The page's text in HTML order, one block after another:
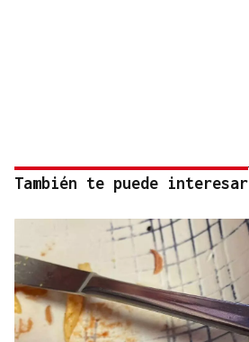
También te puede interesar